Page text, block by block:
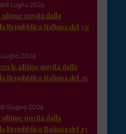
8 Luglio 2026
ultime novità dalla
Repubblica Italiana del 3 e
Luglio 2026
le ultime novità dalla
Repubblica Italiana del 26
Giugno 2026
ultime novità dalla
Repubblica Italiana del 23